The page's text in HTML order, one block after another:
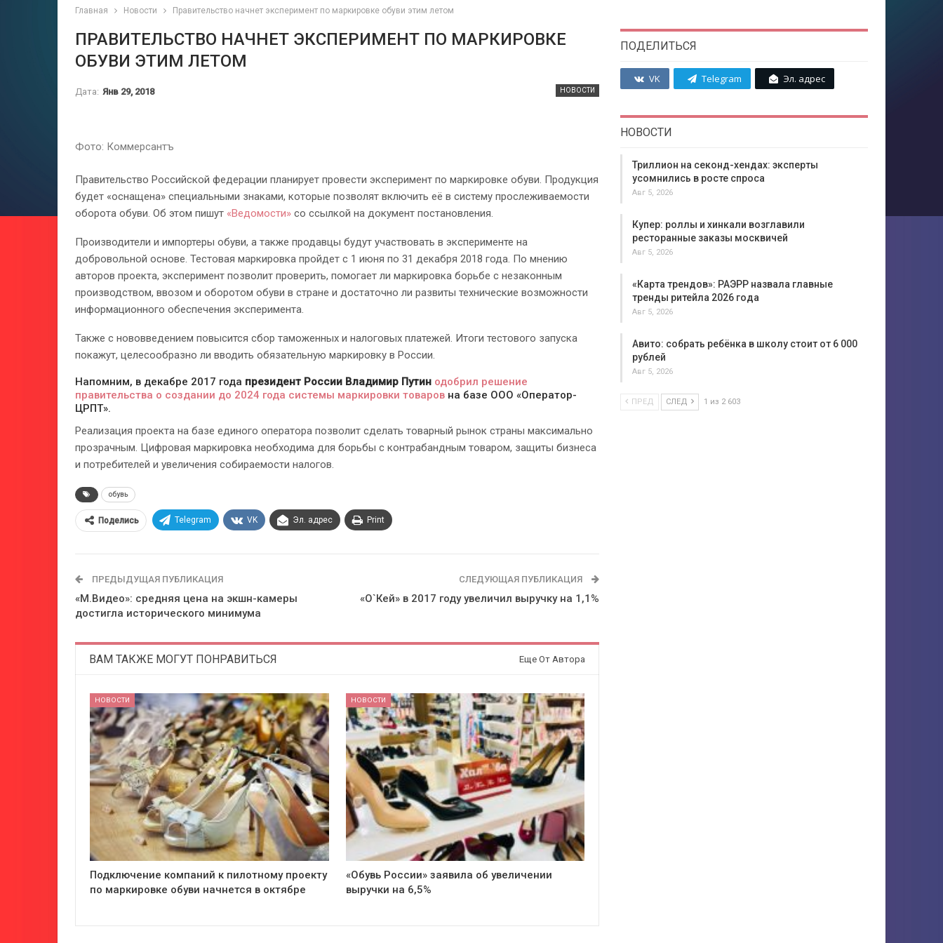
Главная Новости Правительство начнет эксперимент по маркировке обуви этим летом
ПРАВИТЕЛЬСТВО НАЧНЕТ ЭКСПЕРИМЕНТ ПО МАРКИРОВКЕ
ОБУВИ ЭТИМ ЛЕТОМ
НОВОСТИ
Дата: Янв 29, 2018
Фото: Коммерсантъ
Правительство Российской федерации планирует провести эксперимент по маркировке обуви. Продукция
будет «оснащена» специальными знаками, которые позволят включить её в систему прослеживаемости
оборота обуви. Об этом пишут «Ведомости» со ссылкой на документ постановления.
Производители и импортеры обуви, а также продавцы будут участвовать в эксперименте на
добровольной основе. Тестовая маркировка пройдет с 1 июня по 31 декабря 2018 года. По мнению
авторов проекта, эксперимент позволит проверить, помогает ли маркировка борьбе с незаконным
производством, ввозом и оборотом обуви в стране и достаточно ли развиты технические возможности
информационного обеспечения эксперимента.
Также с нововведением повысится сбор таможенных и налоговых платежей. Итоги тестового запуска
покажут, целесообразно ли вводить обязательную маркировку в России.
Напомним, в декабре 2017 года президент России Владимир Путин одобрил решение
правительства о создании до 2024 года системы маркировки товаров на базе ООО «Оператор-
ЦРПТ».
Реализация проекта на базе единого оператора позволит сделать товарный рынок страны максимально
прозрачным. Цифровая маркировка необходима для борьбы с контрабандным товаром, защиты бизнеса
и потребителей и увеличения собираемости налогов.
обувь
Поделись Telegram VK Эл. адрес Print
ПРЕДЫДУЩАЯ ПУБЛИКАЦИЯ
«М.Видео»: средняя цена на экшн-камеры
достигла исторического минимума
СЛЕДУЮЩАЯ ПУБЛИКАЦИЯ
«О`Кей» в 2017 году увеличил выручку на 1,1%
ВАМ ТАКЖЕ МОГУТ ПОНРАВИТЬСЯ Еще От Автора
НОВОСТИ
Подключение компаний к пилотному проекту
по маркировке обуви начнется в октябре
НОВОСТИ
«Обувь России» заявила об увеличении
выручки на 6,5%
ПОДЕЛИТЬСЯ
VK Telegram Эл. адрес
НОВОСТИ
Триллион на секонд-хендах: эксперты
усомнились в росте спроса
Авг 5, 2026
Купер: роллы и хинкали возглавили
ресторанные заказы москвичей
Авг 5, 2026
«Карта трендов»: РАЭРР назвала главные
тренды ритейла 2026 года
Авг 5, 2026
Авито: собрать ребёнка в школу стоит от 6 000
рублей
Авг 5, 2026
ПРЕД СЛЕД 1 из 2 603